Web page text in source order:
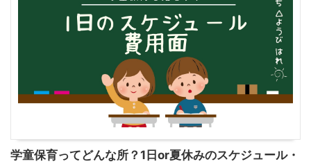
学童保育ってどんな所？1日or夏休みのスケジュール・